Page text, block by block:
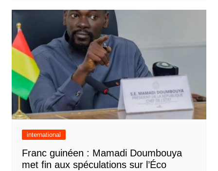
international
Franc guinéen : Mamadi Doumbouya
met fin aux spéculations sur l’Éco